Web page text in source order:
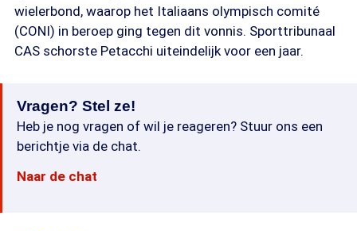
wielerbond, waarop het Italiaans olympisch comité
(CONI) in beroep ging tegen dit vonnis. Sporttribunaal
CAS schorste Petacchi uiteindelijk voor een jaar.
Vragen? Stel ze!
Heb je nog vragen of wil je reageren? Stuur ons een
berichtje via de chat.
Naar de chat